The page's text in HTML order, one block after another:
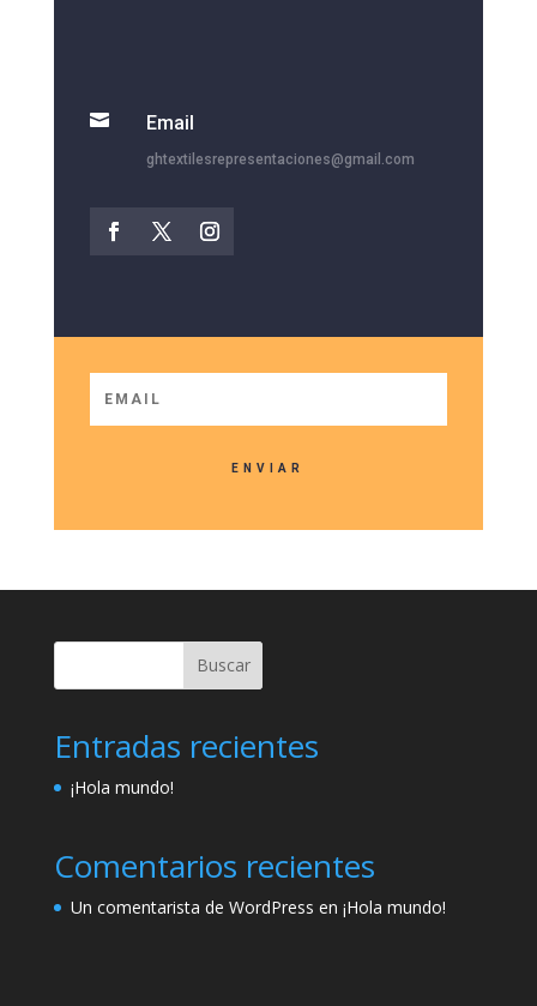
 Email
ghtextilesrepresentaciones@gmail.com
ENVIAR
Buscar
Entradas recientes
¡Hola mundo!
Comentarios recientes
Un comentarista de WordPress en ¡Hola mundo!